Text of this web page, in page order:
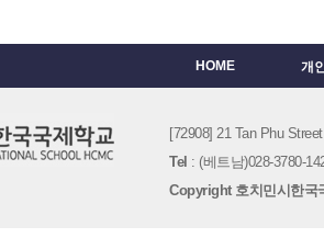
HOME 개
[72908] 21 Tan Phu
Tel : (베트남)028-3780-
Copyright 호치민시한국